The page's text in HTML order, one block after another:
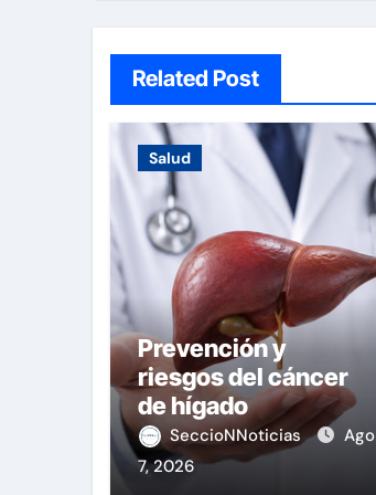
Related Post
Salud
Prevención y
riesgos del cáncer
de hígado
SeccioNNoticias
Ago
7, 2026